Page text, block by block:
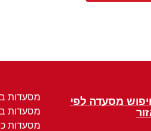
מסעדה לפי
מסעדות
מסעדות
מסעדות